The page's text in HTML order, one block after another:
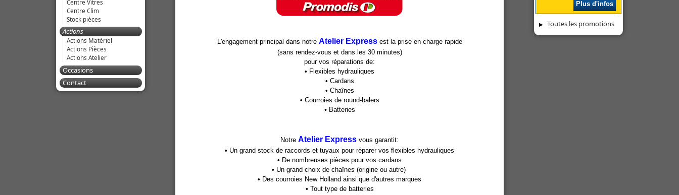
Centre Vitres
Centre Clim
Stock pièces
Actions
Actions Matériel
Actions Pièces
Actions Atelier
Occasions
Contact
L'engagement principal dans notre Atelier Expressest la prise en charge rapide
(sans rendez-vous et dans les 30 minutes)
pour vos réparations de:
• Flexibles hydrauliques
• Cardans
• Chaînes
• Courroies de round-balers
• Batteries
Notre Atelier Express vous garantit:
• Un grand stock de raccords et tuyaux pour réparer vos flexibles hydrauliques
• De nombreuses pièces pour vos cardans
• Un grand choix de chaînes (origine ou autre)
• Des courroies New Holland ainsi que d'autres marques
• Tout type de batteries
Plus d'infos
Toutes les promotions